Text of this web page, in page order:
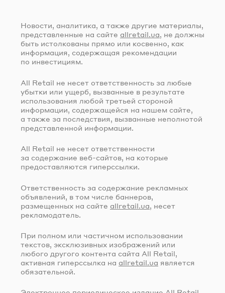
Новости, аналитика, а также другие материалы,
представленные на сайте allretail.ua, не должны
быть истолкованы прямо или косвенно, как
информация, содержащая рекомендации
по инвестициям.
All Retail не несет ответственность за любые
убытки или ущерб, вызванные в результате
использования любой третьей стороной
информации, содержащейся на нашем сайте,
а также за последствия, вызванные неполнотой
представленной информации.
All Retail не несет ответственности
за содержание веб-сайтов, на которые
предоставляются гиперссылки.
Ответственность за содержание рекламных
объявлений, в том числе баннеров,
размещенных на сайте allretail.ua , несет
рекламодатель.
При полном или частичном использовании
текстов, эксклюзивных изображений или
любого другого контента сайта All Retail,
активная гиперссылка на allretail.ua является
обязательной.